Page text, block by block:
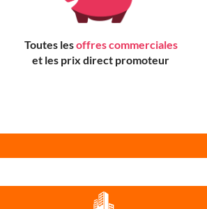
Toutes lesoffres commerciales
et les prix direct promoteur